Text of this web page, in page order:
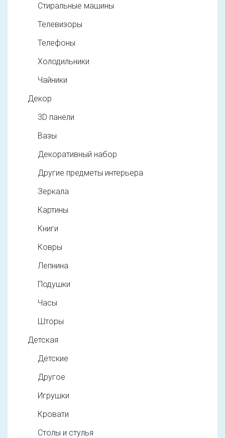
Стиральные машины
Телевизоры
Телефоны
Холодильники
Чайники
Декор
3D панели
Вазы
Декоративный набор
Другие предметы интерьера
Зеркала
Картины
Книги
Ковры
Лепнина
Подушки
Часы
Шторы
Детская
Детские
Другое
Игрушки
Кровати
Столы и стулья